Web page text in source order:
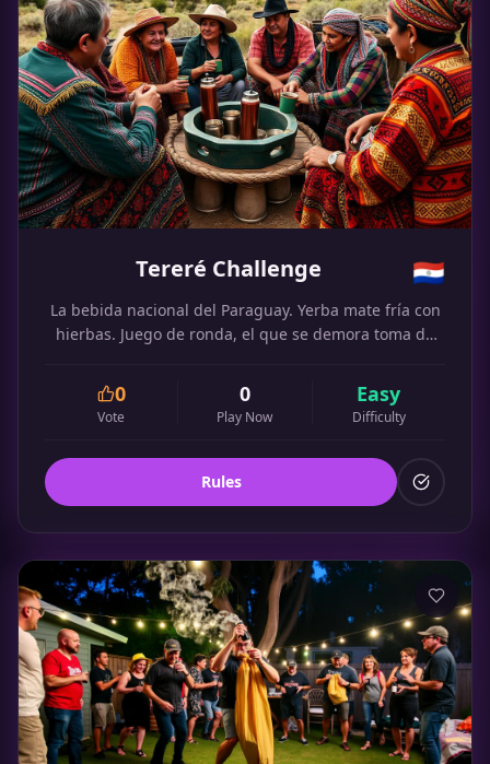
Tereré Challenge 🇵🇾
La bebida nacional del Paraguay. Yerba mate fría con
hierbas. Juego de ronda, el que se demora toma de
0
Vote
0
Play Now
Easy
Difficulty
Rules